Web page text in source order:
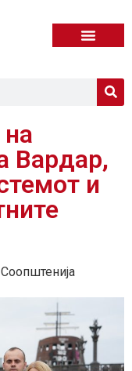
Вардар,
и
Соопштенија